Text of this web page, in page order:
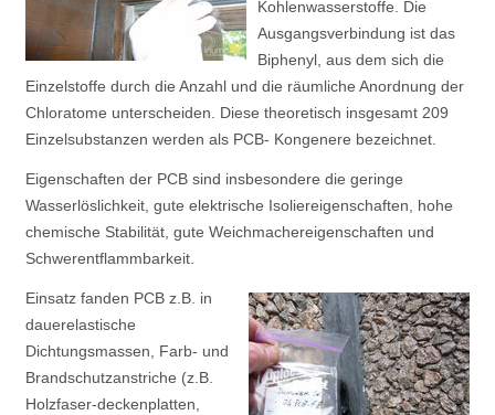
Kohlenwasserstoffe. Die
Ausgangsverbindung ist das
Biphenyl, aus dem sich die
Einzelstoffe durch die Anzahl und die räumliche Anordnung der
Chloratome unterscheiden. Diese theoretisch insgesamt 209
Einzelsubstanzen werden als PCB- Kongenere bezeichnet.
Eigenschaften der PCB sind insbesondere die geringe
Wasserlöslichkeit, gute elektrische Isoliereigenschaften, hohe
chemische Stabilität, gute Weichmachereigenschaften und
Schwerentflammbarkeit.
Einsatz fanden PCB z.B. in
dauerelastische
Dichtungsmassen, Farb- und
Brandschutzanstriche (z.B.
Holzfaser-deckenplatten,